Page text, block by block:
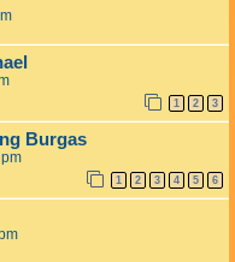
1 2 3
Burgas
1 2 3 4 5 6